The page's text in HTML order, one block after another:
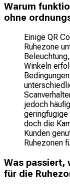
Warum
ohne
Einige QR
Ruhezone
Winkeln
jedoch
doch die
Kunden
Ruhezonen
Was passiert,
für die